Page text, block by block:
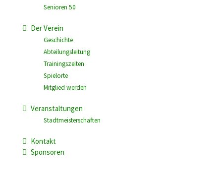
Senioren 50
Der Verein
Geschichte
Abteilungsleitung
Trainingszeiten
Spielorte
Mitglied werden
Veranstaltungen
Stadtmeisterschaften
Kontakt
Sponsoren